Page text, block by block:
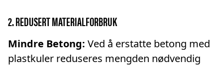
2. REDUSERT MATERIALFORBRUK
Mindre Betong: Ved å erstatte betong med
plastkuler reduseres mengden nødvendig